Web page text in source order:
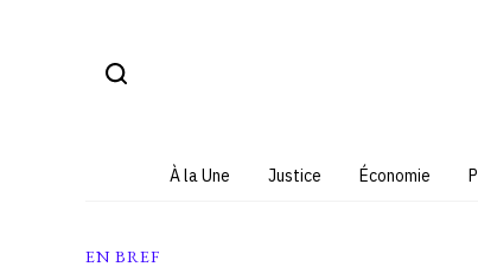
À la Une Justice Économie
EN BREF